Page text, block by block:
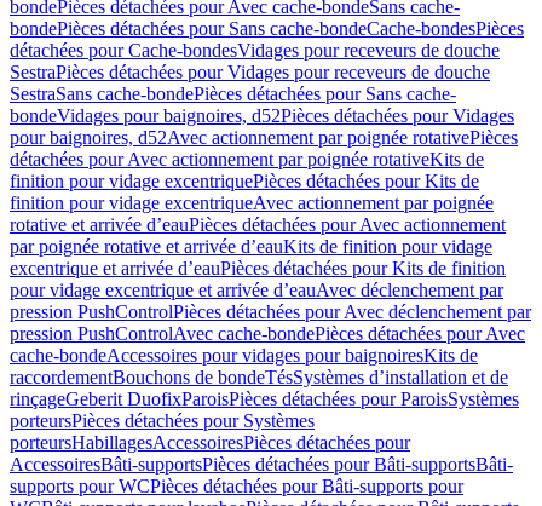
bondePièces détachées pour Avec cache-bondeSans cache-
bondePièces détachées pour Sans cache-bondeCache-bondesPièces
détachées pour Cache-bondesVidages pour receveurs de douche
SestraPièces détachées pour Vidages pour receveurs de douche
SestraSans cache-bondePièces détachées pour Sans cache-
bondeVidages pour baignoires, d52Pièces détachées pour Vidages
pour baignoires, d52Avec actionnement par poignée rotativePièces
détachées pour Avec actionnement par poignée rotativeKits de
finition pour vidage excentriquePièces détachées pour Kits de
finition pour vidage excentriqueAvec actionnement par poignée
rotative et arrivée d’eauPièces détachées pour Avec actionnement
par poignée rotative et arrivée d’eauKits de finition pour vidage
excentrique et arrivée d’eauPièces détachées pour Kits de finition
pour vidage excentrique et arrivée d’eauAvec déclenchement par
pression PushControlPièces détachées pour Avec déclenchement par
pression PushControlAvec cache-bondePièces détachées pour Avec
cache-bondeAccessoires pour vidages pour baignoiresKits de
raccordementBouchons de bondeTésSystèmes d’installation et de
rinçageGeberit DuofixParoisPièces détachées pour ParoisSystèmes
porteursPièces détachées pour Systèmes
porteursHabillagesAccessoiresPièces détachées pour
AccessoiresBâti-supportsPièces détachées pour Bâti-supportsBâti-
supports pour WCPièces détachées pour Bâti-supports pour